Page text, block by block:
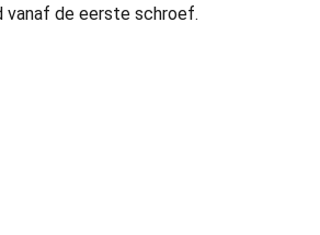
vanaf de eerste schroef.